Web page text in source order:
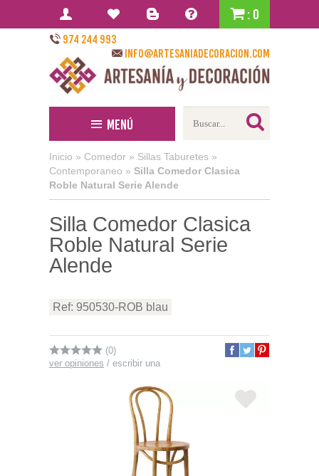
: 0
974 244 993
info@artesaniadecoracion.com
Menú
Inicio » Comedor » Sillas Taburetes »
Contemporaneo » Silla Comedor Clasica
Roble Natural Serie Alende
Silla Comedor Clasica
Roble Natural Serie
Alende
Ref: 950530-ROB blau
(0)
ver opiniones / escribir una